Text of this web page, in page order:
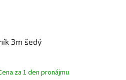
3m šedý
za 1 den pronájmu